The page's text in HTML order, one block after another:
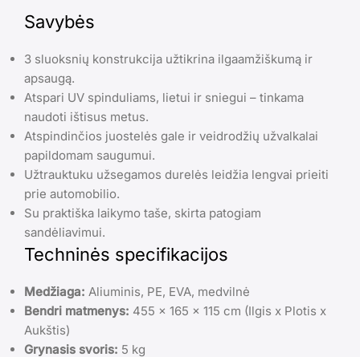
Savybės
3 sluoksnių konstrukcija užtikrina ilgaamžiškumą ir
apsaugą.
Atspari UV spinduliams, lietui ir sniegui – tinkama
naudoti ištisus metus.
Atspindinčios juostelės gale ir veidrodžių užvalkalai
papildomam saugumui.
Užtrauktuku užsegamos durelės leidžia lengvai prieiti
prie automobilio.
Su praktiška laikymo taše, skirta patogiam
sandėliavimui.
Techninės specifikacijos
Medžiaga: Aliuminis, PE, EVA, medvilnė
Bendri matmenys: 455 x 165 x 115 cm (Ilgis x Plotis x
Aukštis)
Grynasis svoris: 5 kg